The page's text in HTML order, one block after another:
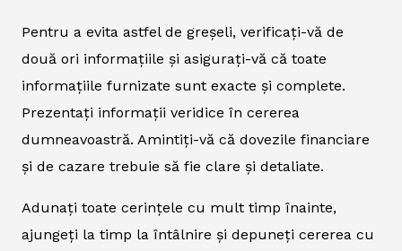
Pentru a evita astfel de greșeli, verificați-vă de
două ori informațiile și asigurați-vă că toate
informațiile furnizate sunt exacte și complete.
Prezentați informații veridice în cererea
dumneavoastră. Amintiți-vă că dovezile financiare
și de cazare trebuie să fie clare și detaliate.
Adunați toate cerințele cu mult timp înainte,
ajungeți la timp la întâlnire și depuneți cererea cu